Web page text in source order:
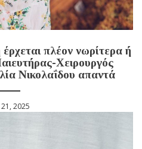
πλέον νωρίτερα ή
Χειρουργός
Νικολαΐδου απαντά
2025